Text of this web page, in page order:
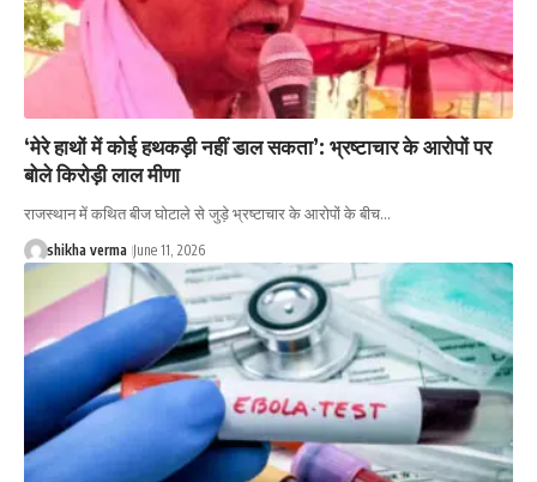
‘मेरे हाथों में कोई हथकड़ी नहीं डाल सकता’: भ्रष्टाचार के आरोपों पर
बोले किरोड़ी लाल मीणा
राजस्थान में कथित बीज घोटाले से जुड़े भ्रष्टाचार के आरोपों के बीच…
shikha verma June 11, 2026